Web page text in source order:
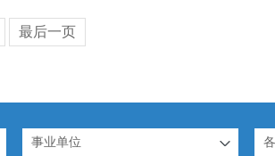
最后一页
事业单位